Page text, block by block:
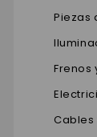
Piezas
Frenos
Cables